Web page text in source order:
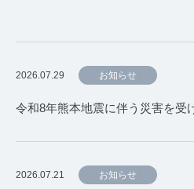
2026.07.29 お知らせ
令和8年熊本地震に伴う災害を受
2026.07.21 お知らせ